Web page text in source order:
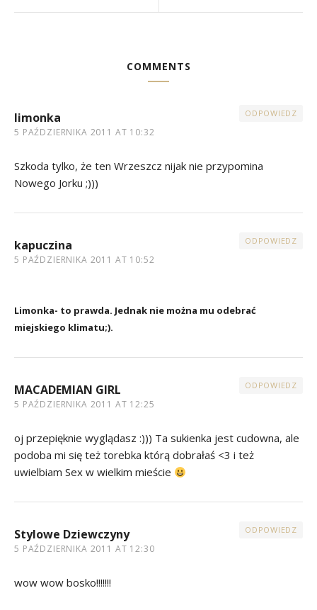
COMMENTS
limonka
5 PAŹDZIERNIKA 2011 AT 10:32
ODPOWIEDZ
Szkoda tylko, że ten Wrzeszcz nijak nie przypomina
Nowego Jorku ;)))
kapuczina
5 PAŹDZIERNIKA 2011 AT 10:52
ODPOWIEDZ
Limonka- to prawda. Jednak nie można mu odebrać
miejskiego klimatu;).
MACADEMIAN GIRL
5 PAŹDZIERNIKA 2011 AT 12:25
ODPOWIEDZ
oj przepięknie wyglądasz :))) Ta sukienka jest cudowna, ale
podoba mi się też torebka którą dobrałaś <3 i też
uwielbiam Sex w wielkim mieście
Stylowe Dziewczyny
5 PAŹDZIERNIKA 2011 AT 12:30
ODPOWIEDZ
wow wow bosko!!!!!!!